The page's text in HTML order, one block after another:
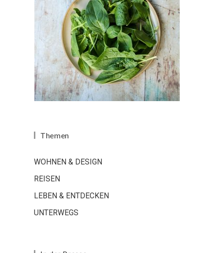
Themen
WOHNEN & DESIGN
REISEN
LEBEN & ENTDECKEN
UNTERWEGS